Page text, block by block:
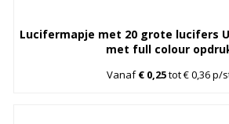
Lucifermapje met 20 grote lucifers
met full colour
Vanaf€ 0,25tot € 0,36 p/